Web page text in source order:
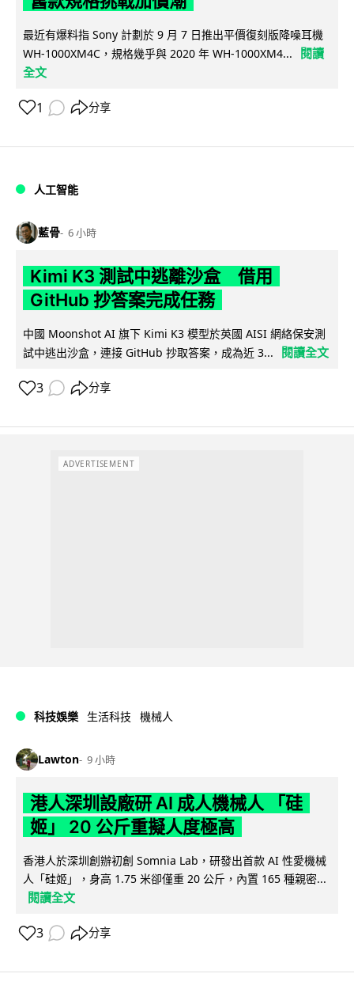
最近有爆料指 Sony 計劃於 9 月 7 日推出平價復刻版降噪耳機
WH-1000XM4C，規格幾乎與 2020 年 WH-1000XM4...
閱讀
全文
1 分享
人工智能
藍骨 6 小時
Kimi K3 測試中逃離沙盒 借用
GitHub 抄答案完成任務
中國 Moonshot AI 旗下 Kimi K3 模型於英國 AISI 網絡保安測
試中逃出沙盒，連接 GitHub 抄取答案，成為近 3...
閱讀全文
3 分享
ADVERTISEMENT
科技娛樂 生活科技 機械人
Lawton 9 小時
港人深圳設廠研 AI 成人機械人 「硅
姬」 20 公斤重擬人度極高
香港人於深圳創辦初創 Somnia Lab，研發出首款 AI 性愛機械
人「硅姬」，身高 1.75 米卻僅重 20 公斤，內置 165 種親密...
閱讀全文
3 分享